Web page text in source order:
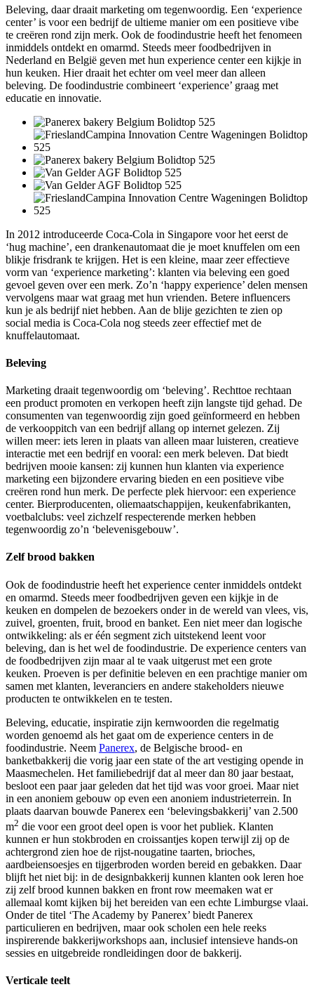
Beleving, daar draait marketing om tegenwoordig. Een ‘experience
center’ is voor een bedrijf de ultieme manier om een positieve vibe
te creëren rond zijn merk. Ook de foodindustrie heeft het fenomeen
inmiddels ontdekt en omarmd. Steeds meer foodbedrijven in
Nederland en België geven met hun experience center een kijkje in
hun keuken. Hier draait het echter om veel meer dan alleen
beleving. De foodindustrie combineert ‘experience’ graag met
educatie en innovatie.
In 2012 introduceerde Coca-Cola in Singapore voor het eerst de
‘hug machine’, een drankenautomaat die je moet knuffelen om een
blikje frisdrank te krijgen. Het is een kleine, maar zeer effectieve
vorm van ‘experience marketing’: klanten via beleving een goed
gevoel geven over een merk. Zo’n ‘happy experience’ delen mensen
vervolgens maar wat graag met hun vrienden. Betere influencers
kun je als bedrijf niet hebben. Aan de blije gezichten te zien op
social media is Coca-Cola nog steeds zeer effectief met de
knuffelautomaat.
Beleving
Marketing draait tegenwoordig om ‘beleving’. Rechttoe rechtaan
een product promoten en verkopen heeft zijn langste tijd gehad. De
consumenten van tegenwoordig zijn goed geïnformeerd en hebben
de verkooppitch van een bedrijf allang op internet gelezen. Zij
willen meer: iets leren in plaats van alleen maar luisteren, creatieve
interactie met een bedrijf en vooral: een merk beleven. Dat biedt
bedrijven mooie kansen: zij kunnen hun klanten via experience
marketing een bijzondere ervaring bieden en een positieve vibe
creëren rond hun merk. De perfecte plek hiervoor: een experience
center. Bierproducenten, oliemaatschappijen, keukenfabrikanten,
voetbalclubs: veel zichzelf respecterende merken hebben
tegenwoordig zo’n ‘belevenisgebouw’.
Zelf brood bakken
Ook de foodindustrie heeft het experience center inmiddels ontdekt
en omarmd. Steeds meer foodbedrijven geven een kijkje in de
keuken en dompelen de bezoekers onder in de wereld van vlees, vis,
zuivel, groenten, fruit, brood en banket. Een niet meer dan logische
ontwikkeling: als er één segment zich uitstekend leent voor
beleving, dan is het wel de foodindustrie. De experience centers van
de foodbedrijven zijn maar al te vaak uitgerust met een grote
keuken. Proeven is per definitie beleven en een prachtige manier om
samen met klanten, leveranciers en andere stakeholders nieuwe
producten te ontwikkelen en te testen.
Beleving, educatie, inspiratie zijn kernwoorden die regelmatig
worden genoemd als het gaat om de experience centers in de
foodindustrie. Neem Panerex, de Belgische brood- en
banketbakkerij die vorig jaar een state of the art vestiging opende in
Maasmechelen. Het familiebedrijf dat al meer dan 80 jaar bestaat,
besloot een paar jaar geleden dat het tijd was voor groei. Maar niet
in een anoniem gebouw op even een anoniem industrieterrein. In
plaats daarvan bouwde Panerex een ‘belevingsbakkerij’ van 2.500
m2 die voor een groot deel open is voor het publiek. Klanten
kunnen er hun stokbroden en croissantjes kopen terwijl zij op de
achtergrond zien hoe de rijst-nougatine taarten, brioches,
aardbeiensoesjes en tijgerbroden worden bereid en gebakken. Daar
blijft het niet bij: in de designbakkerij kunnen klanten ook leren hoe
zij zelf brood kunnen bakken en front row meemaken wat er
allemaal komt kijken bij het bereiden van een echte Limburgse vlaai.
Onder de titel ‘The Academy by Panerex’ biedt Panerex
particulieren en bedrijven, maar ook scholen een hele reeks
inspirerende bakkerijworkshops aan, inclusief intensieve hands-on
sessies en uitgebreide rondleidingen door de bakkerij.
Verticale teelt